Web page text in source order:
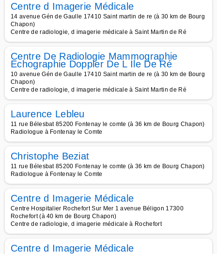
Centre d Imagerie Médicale
14 avenue Gén de Gaulle 17410 Saint martin de re (à 30 km de Bourg
Chapon)
Centre de radiologie, d imagerie médicale à Saint Martin de Ré
Centre De Radiologie Mammographie
Echographie Doppler De L Ile De Ré
10 avenue Gén de Gaulle 17410 Saint martin de re (à 30 km de Bourg
Chapon)
Centre de radiologie, d imagerie médicale à Saint Martin de Ré
Laurence Lebleu
11 rue Bélesbat 85200 Fontenay le comte (à 36 km de Bourg Chapon)
Radiologue à Fontenay le Comte
Christophe Beziat
11 rue Bélesbat 85200 Fontenay le comte (à 36 km de Bourg Chapon)
Radiologue à Fontenay le Comte
Centre d Imagerie Médicale
Centre Hospitalier Rochefort Sur Mer 1 avenue Béligon 17300
Rochefort (à 40 km de Bourg Chapon)
Centre de radiologie, d imagerie médicale à Rochefort
Centre d Imagerie Médicale